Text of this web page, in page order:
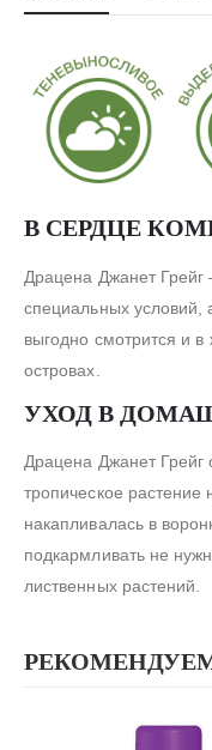
В СЕРДЦЕ
Драцена Джанет Грейг
специальных условий,
выгодно смотрится и
островах.
УХОД В
Драцена Джанет Грейг
тропическое
накапливалась в
подкармливать не
лиственных растений.